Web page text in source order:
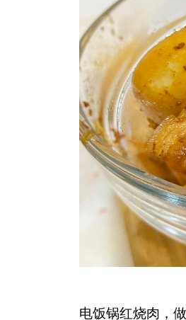
电饭锅红烧肉，